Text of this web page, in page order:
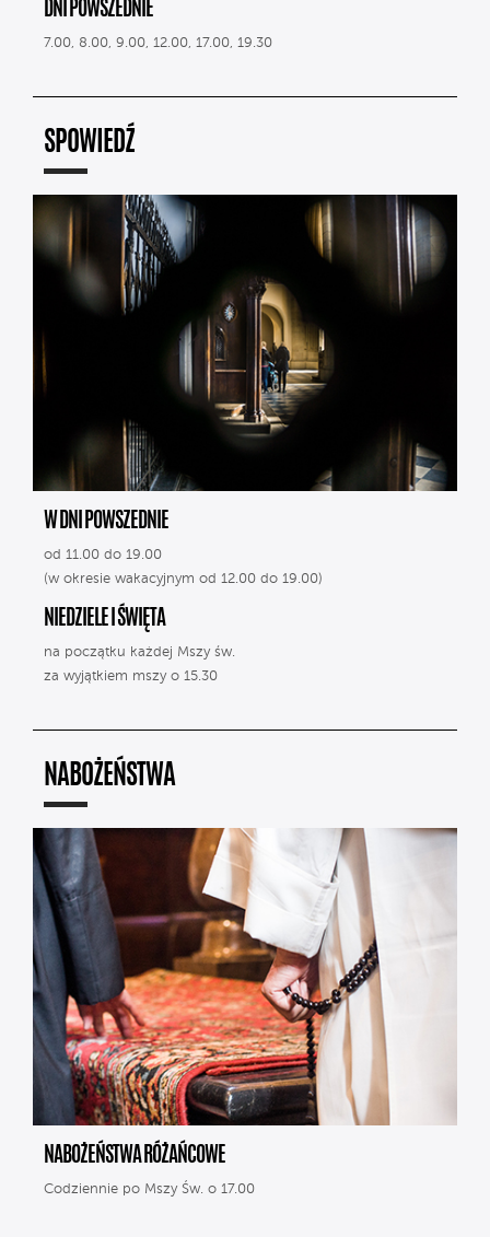
DNI POWSZEDNIE
7.00, 8.00, 9.00, 12.00, 17.00, 19.30
SPOWIEDŹ
W DNI POWSZEDNIE
od 11.00 do 19.00
(w okresie wakacyjnym od 12.00 do 19.00)
NIEDZIELE I ŚWIĘTA
na początku każdej Mszy św.
za wyjątkiem mszy o 15.30
NABOŻEŃSTWA
NABOŻEŃSTWA RÓŻAŃCOWE
Codziennie po Mszy Św. o 17.00